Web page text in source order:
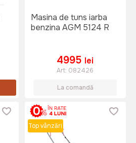
Masina de tuns iarba
benzina AGM 5124 R
4995 lei
Art: 082426
La comandă
Top vânzări